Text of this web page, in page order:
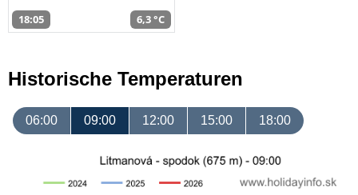
18:05 6,3 °C
Historische Temperaturen
06:00 09:00 12:00 15:00 18:00